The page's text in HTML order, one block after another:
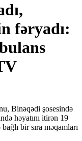
fəryadı:
Binəqədi şosesində
həyatını itirən 19
bir sıra məqamları